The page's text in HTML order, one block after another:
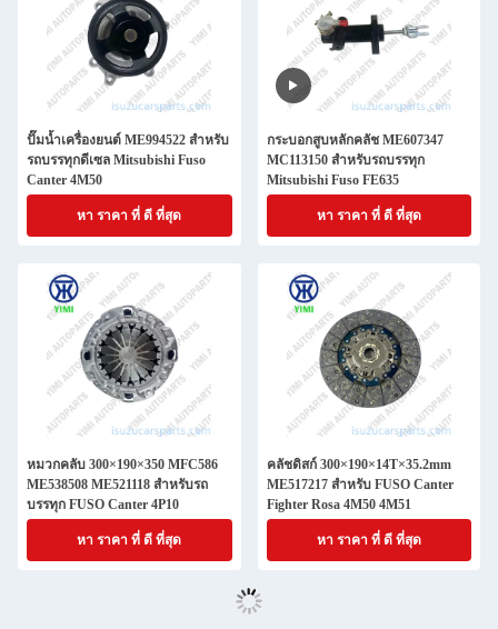
ปั๊มน้ำเครื่องยนต์ ME994522 สำหรับ
รถบรรทุกดีเซล Mitsubishi Fuso
Canter 4M50
หา ราคา ที่ ดี ที่สุด
กระบอกสูบหลักคลัช ME607347
MC113150 สำหรับรถบรรทุก
Mitsubishi Fuso FE635
หา ราคา ที่ ดี ที่สุด
หมวกคลับ 300×190×350 MFC586
ME538508 ME521118 สําหรับรถ
บรรทุก FUSO Canter 4P10
หา ราคา ที่ ดี ที่สุด
คลัชดิสก์ 300×190×14T×35.2mm
ME517217 สําหรับ FUSO Canter
Fighter Rosa 4M50 4M51
หา ราคา ที่ ดี ที่สุด